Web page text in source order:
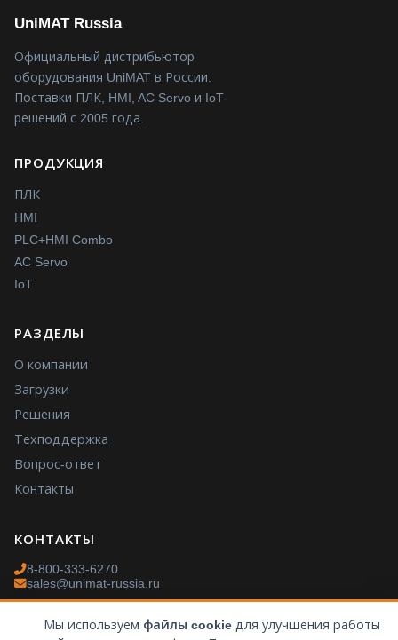
UniMAT Russia
Официальный дистрибьютор
оборудования UniMAT в России.
Поставки ПЛК, HMI, AC Servo и IoT-
решений с 2005 года.
ПРОДУКЦИЯ
ПЛК
HMI
PLC+HMI Combo
AC Servo
IoT
РАЗДЕЛЫ
О компании
Загрузки
Решения
Техподдержка
Вопрос-ответ
Контакты
КОНТАКТЫ
8-800-333-6270
sales@unimat-russia.ru
Мы используем файлы cookie для улучшения работы